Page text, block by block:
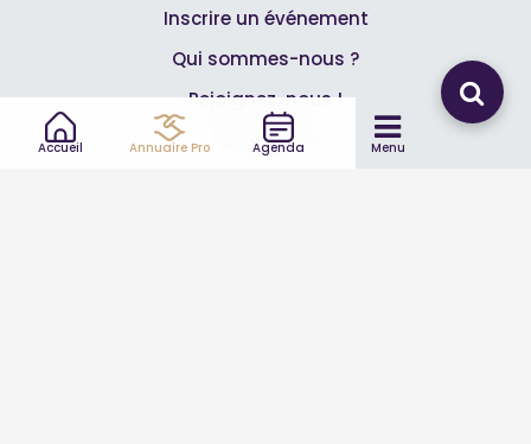
Accueil Annuaire Pro Agenda Menu
Inscrire un événement
Qui sommes-nous ?
Rejoignez-nous !
Partenaires